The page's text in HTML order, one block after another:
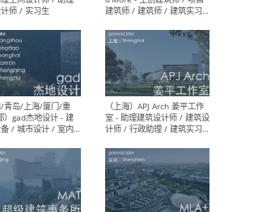
（上海）彬蔚致正建筑工作
室 – 项目建筑师 / 助理建筑
师 / 实习生
（深圳）一乘建筑 - 空间设计
师 / 助理空间设计师 / 助理
建筑设计师 / 实习生